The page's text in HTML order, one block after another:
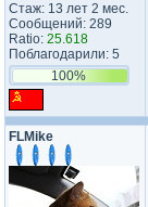
Стаж: 13 лет 2 мес.
Сообщений: 289
Ratio: 25.618
Поблагодарили: 5
100%
FLMike